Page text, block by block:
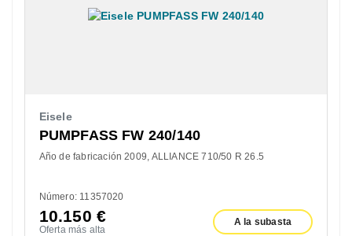
Eisele
PUMPFASS FW 240/140
Año de fabricación 2009 ALLIANCE 710/50 R 26.5
Número: 11357020
10.150 €
Oferta más alta
A la subasta